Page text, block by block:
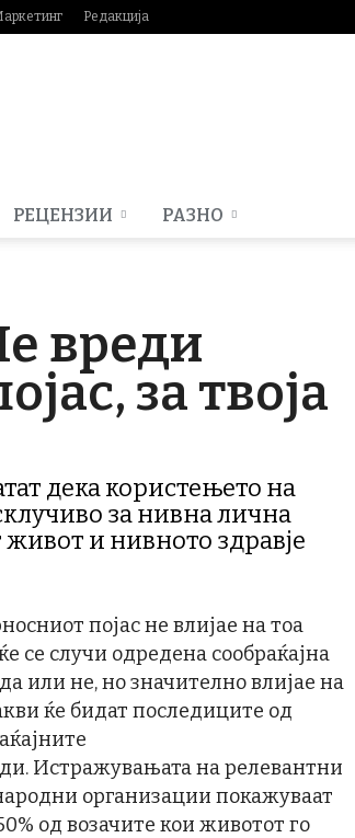
Редакција
РЕЦЕНЗИИ РАЗНО
вреди
за твоја
дека користењето на
за нивна лична
и нивното здравје
појас не влијае на тоа
се случи одредена сообраќајна
или не, но значително влијае на
ќе бидат последиците од
Истражувањата на релевантни
организации покажуваат
од возачите кои животот го